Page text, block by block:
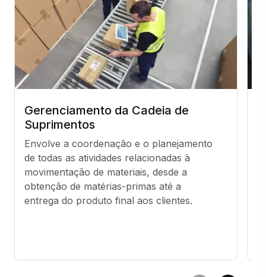
Gerenciamento da Cadeia de
Suprimentos
Envolve a coordenação e o planejamento
de todas as atividades relacionadas à
movimentação de materiais, desde a
obtenção de matérias-primas até a
entrega do produto final aos clientes.